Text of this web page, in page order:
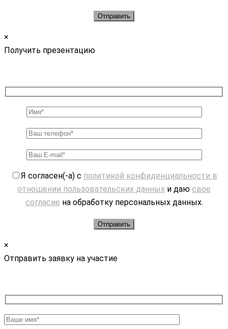
×
Получить презентацию
Я согласен(-а) с политикой конфиденциальности в
отношении пользовательских данных и даю свое
согласие на обработку персональных данных.
×
Отправить заявку на участие